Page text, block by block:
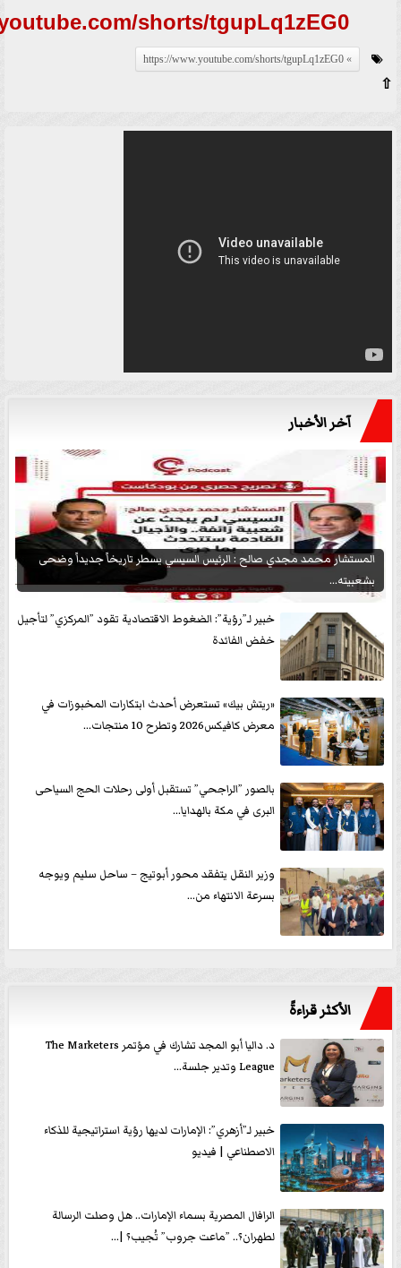
shorts/tgupLq1zEG0
https://www.youtube.com/shorts/tgupLq1zEG0
⇧
آخر الأخبار
المستشار محمد مجدي صالح : الرئيس السيسي يسطر تاريخاً جديداً وضحى
بشعبيته...
خبير لـ”رؤية”: الضغوط الاقتصادية تقود ”المركزي” لتأجيل
خفض الفائدة
«ريتش بيك» تستعرض أحدث ابتكارات المخبوزات في
معرض كافيكس2026 وتطرح 10 منتجات...
بالصور ”الراجحي” تستقبل أولى رحلات الحج السياحى
البرى في مكة بالهدايا...
وزير النقل يتفقد محور أبوتيج – ساحل سليم ويوجه
بسرعة الانتهاء من...
الأكثر قراءةً
د. داليا أبو المجد تشارك في مؤتمر The Marketers
League وتدير جلسة...
خبير لـ”أزهري”: الإمارات لديها رؤية استراتيجية للذكاء
الاصطناعي | فيديو
الرافال المصرية بسماء الإمارات.. هل وصلت الرسالة
لطهران؟.. ”ماعت جروب” تُجيب؟ |...